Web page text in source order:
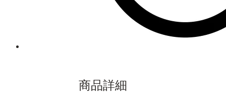
商品詳細